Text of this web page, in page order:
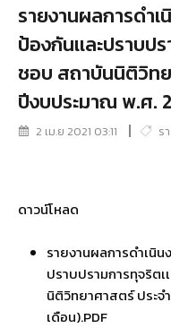
รายงานผลการดำ
ป้องกันเเละปราบป
ชอบ สถาบันนิติวิท
ปีงบประมาณ พ.ศ.
2 เม.ย 2021 03:11 ร
ดาวน์โหลด
รายงานผลการดำเนิน
ปราบปรามการทุจริต
นิติวิทยาศาสตร์ ประ
เดือน).PDF